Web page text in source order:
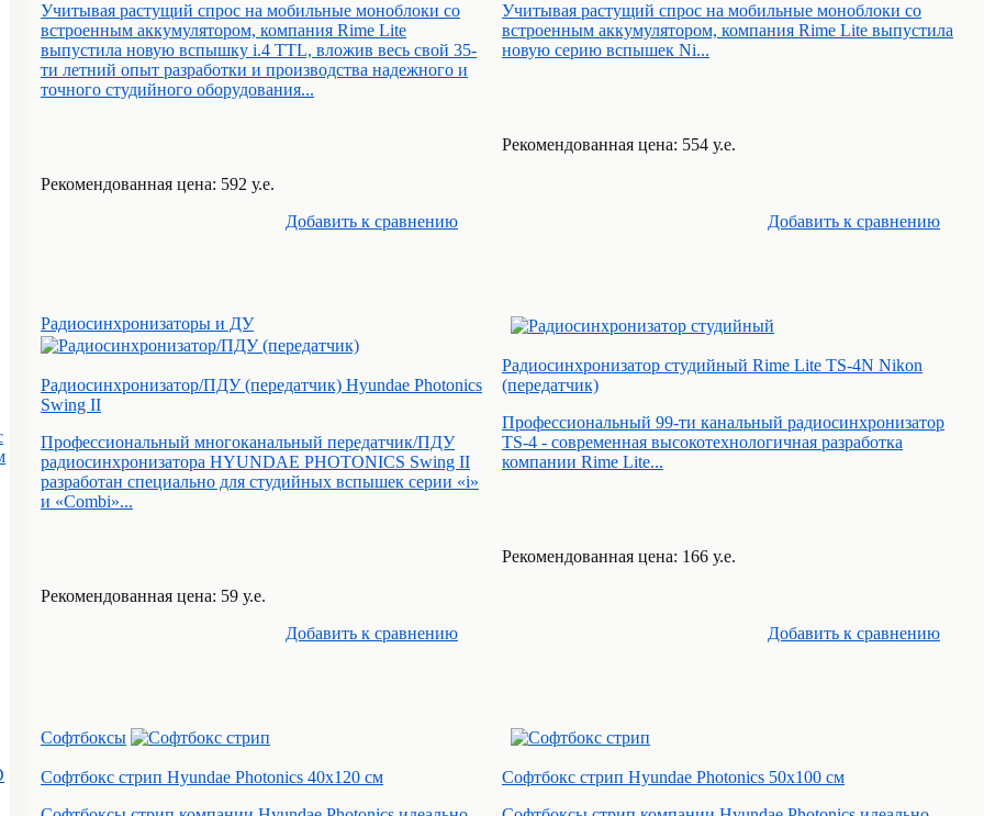
Учитывая растущий спрос на мобильные моноблоки со
встроенным аккумулятором, компания Rime Lite
выпустила новую вспышку i.4 TTL, вложив весь свой 35-
ти летний опыт разработки и производства надежного и
точного студийного оборудования...
Рекомендованная цена: 592 у.е.
Учитывая растущий спрос на мобильные моноблоки со
встроенным аккумулятором, компания Rime Lite выпустила
новую серию вспышек Ni...
Рекомендованная цена: 554 у.е.
Добавить к cравнению Добавить к cравнению
Радиосинхронизаторы и ДУ
Радиосинхронизатор/ПДУ (передатчик) Hyundae Photonics
Swing II
Профессиональный многоканальный передатчик/ПДУ
радиосинхронизатора HYUNDAE PHOTONICS Swing II
разработан специально для студийных вспышек серии «i»
и «Combi»...
Рекомендованная цена: 59 у.е.
Радиосинхронизатор студийный Rime Lite TS-4N Nikon
(передатчик)
Профессиональный 99-ти канальный радиосинхронизатор
TS-4 - современная высокотехнологичная разработка
компании Rime Lite...
Рекомендованная цена: 166 у.е.
Добавить к cравнению Добавить к cравнению
Софтбоксы
Софтбокс стрип Hyundae Photonics 40х120 см
Софтбокс стрип Hyundae Photonics 50х100 см